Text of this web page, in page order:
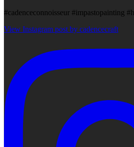
#cadenceconnoisseur #impastopainting
View Instagram post by cadencecraft